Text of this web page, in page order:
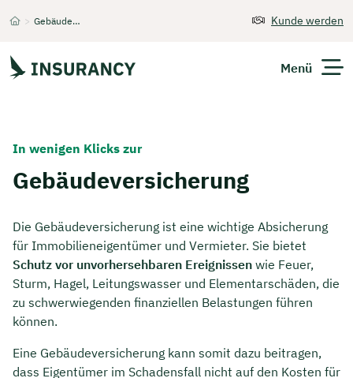
> Gebäudeversicherung Kunde werden
Menü
Expats
Über Uns
In wenigen Klicks zur
Gebäudeversicherung
Die Gebäudeversicherung ist eine wichtige Absicherung
für Immobilieneigentümer und Vermieter. Sie bietet
Schutz vor unvorhersehbaren Ereignissen wie Feuer,
Sturm, Hagel, Leitungswasser und Elementarschäden, die
zu schwerwiegenden finanziellen Belastungen führen
können.
Eine Gebäudeversicherung kann somit dazu beitragen,
dass Eigentümer im Schadensfall nicht auf den Kosten für